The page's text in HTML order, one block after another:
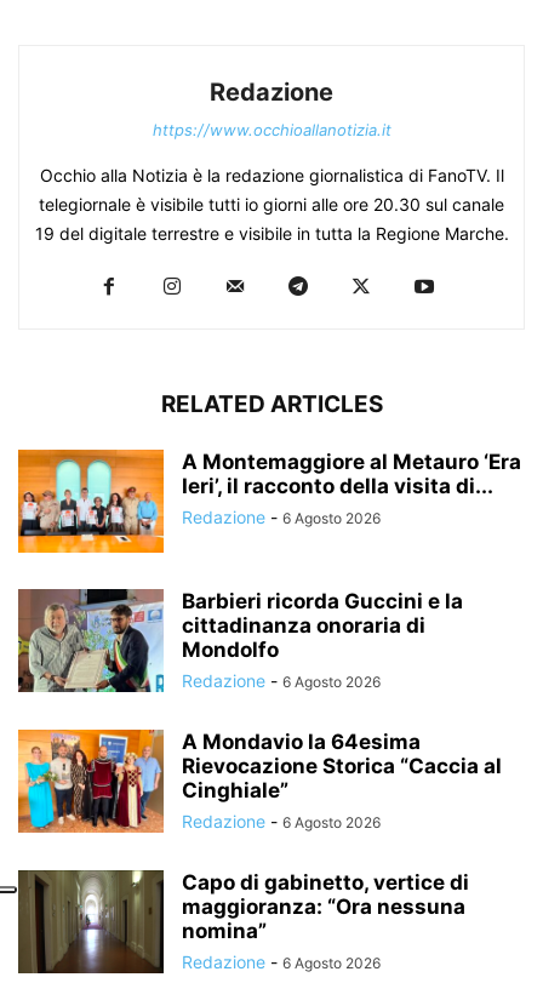
Redazione
https://www.occhioallanotizia.it
Occhio alla Notizia è la redazione giornalistica di FanoTV. Il
telegiornale è visibile tutti io giorni alle ore 20.30 sul canale
19 del digitale terrestre e visibile in tutta la Regione Marche.
RELATED ARTICLES
A Montemaggiore al Metauro ‘Era
Ieri’, il racconto della visita di...
Redazione - 6 Agosto 2026
Barbieri ricorda Guccini e la
cittadinanza onoraria di
Mondolfo
Redazione - 6 Agosto 2026
A Mondavio la 64esima
Rievocazione Storica “Caccia al
Cinghiale”
Redazione - 6 Agosto 2026
Capo di gabinetto, vertice di
maggioranza: “Ora nessuna
nomina”
Redazione - 6 Agosto 2026